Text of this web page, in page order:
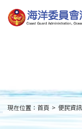
到
主
:::
現在位置： 首頁 > 便民資訊